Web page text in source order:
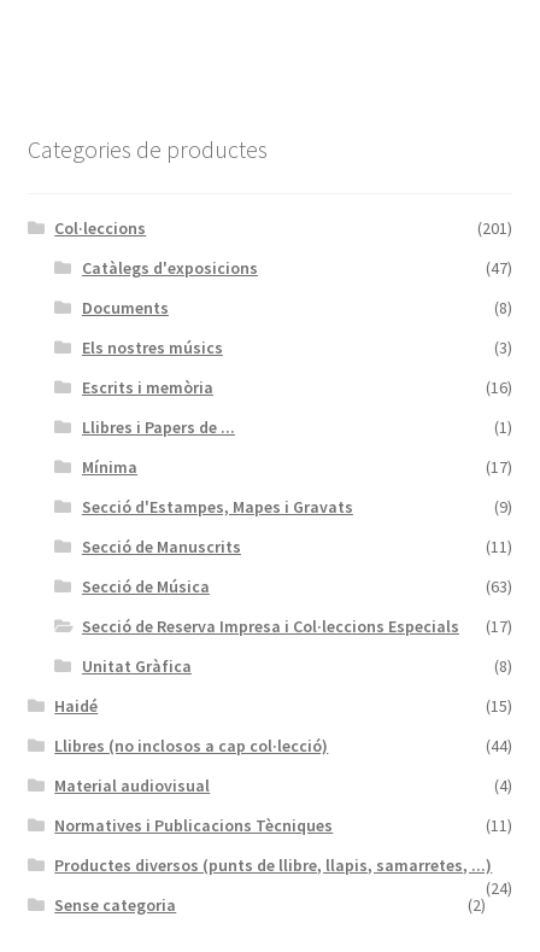
Categories de productes
Col·leccions
(201)
Catàlegs d'exposicions
(47)
Documents
(8)
Els nostres músics
(3)
Escrits i memòria
(16)
Llibres i Papers de ...
(1)
Mínima
(17)
Secció d'Estampes, Mapes i Gravats
(9)
Secció de Manuscrits
(11)
Secció de Música
(63)
Secció de Reserva Impresa i Col·leccions Especials
(17)
Unitat Gràfica
(8)
Haidé
(15)
Llibres (no inclosos a cap col·lecció)
(44)
Material audiovisual
(4)
Normatives i Publicacions Tècniques
(11)
Productes diversos (punts de llibre, llapis, samarretes, ...)
(24)
Sense categoria (2)